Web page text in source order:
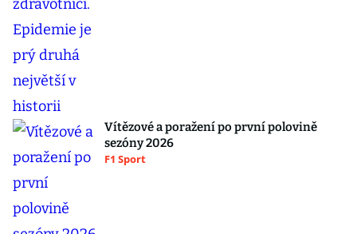
Vítězové a poražení po první polovině
sezóny 2026
F1 Sport